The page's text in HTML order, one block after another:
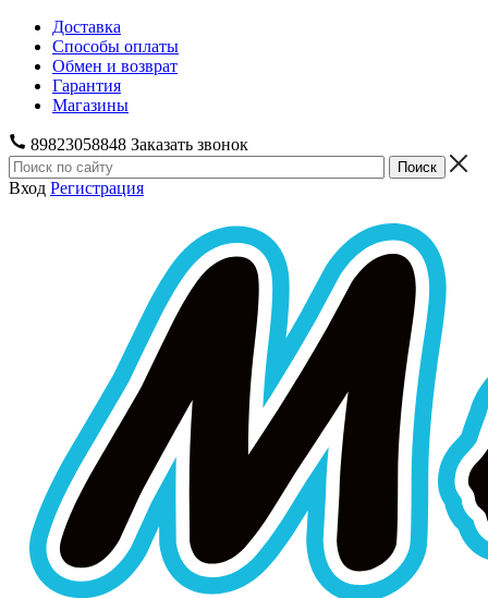
Доставка
Способы оплаты
Обмен и возврат
Гарантия
Магазины
89823058848 Заказать звонок
Вход Регистрация